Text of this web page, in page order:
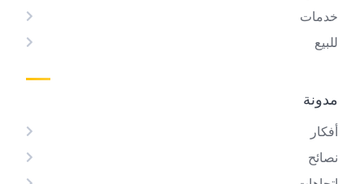
خدمات
للبيع
مدونة
أفكار
نصائح